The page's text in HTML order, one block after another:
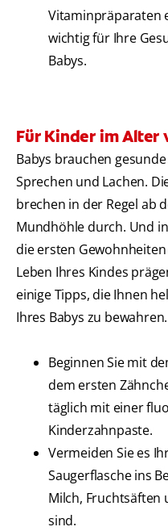
Vitaminpräparaten
wichtig für Ihre
Babys.
Für Kinder im Alter
Babys brauchen
Sprechen und Lachen.
brechen in der Regel ab
Mundhöhle durch. Und
die ersten
Leben Ihres Kindes
einige Tipps, die Ihnen
Ihres Babys zu bewahren.
Beginnen Sie mit
dem ersten
täglich mit einer
Kinderzahnpaste.
Vermeiden Sie es
Saugerflasche ins
Milch, Fruchtsäften
sind.